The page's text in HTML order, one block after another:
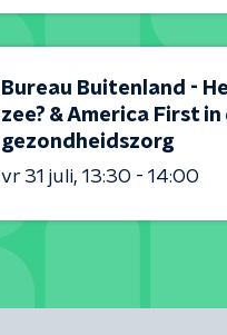
Bureau Buitenland -
zee? & America First
gezondheidszorg
vr 31 juli 13:30 - 14:00